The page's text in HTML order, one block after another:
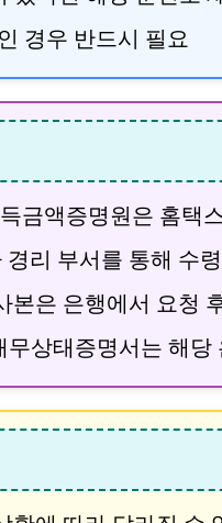
경우 반드시 필요
금액증명원은 홈택
리 부서를 통해 수
본은 은행에서 요청
무상태증명서는 해당